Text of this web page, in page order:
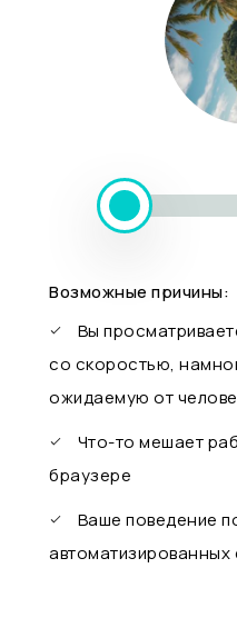
Возможные причины:
Вы
со скоростью,
ожидаемую от
Что-то мешает
браузере
Ваше поведение
автоматизированных